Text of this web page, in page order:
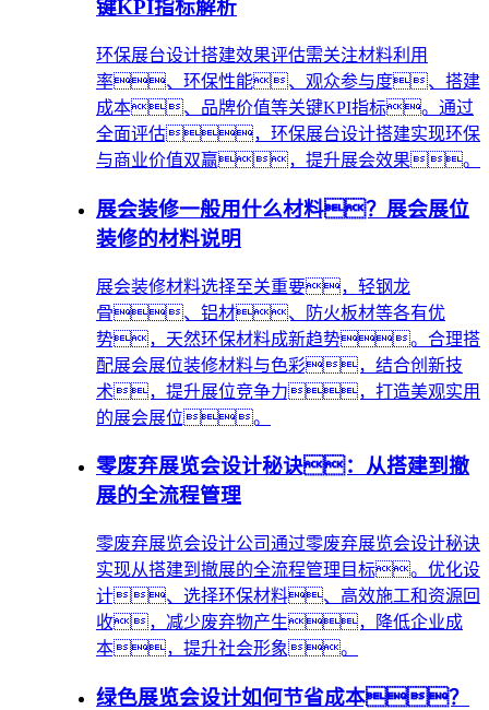
键KPI指标解析
环保展台设计搭建效果评估需关注材料利用
率、环保性能、观众参与度、搭建
成本、品牌价值等关键KPI指标。通过
全面评估，环保展台设计搭建实现环保
与商业价值双赢，提升展会效果。
展会装修一般用什么材料？展会展位
装修的材料说明
展会装修材料选择至关重要，轻钢龙
骨、铝材、防火板材等各有优
势，天然环保材料成新趋势。合理搭
配展会展位装修材料与色彩，结合创新技
术，提升展位竞争力，打造美观实用
的展会展位。
零废弃展览会设计秘诀：从搭建到撤
展的全流程管理
零废弃展览会设计公司通过零废弃展览会设计秘诀
实现从搭建到撤展的全流程管理目标。优化设
计、选择环保材料、高效施工和资源回
收，减少废弃物产生，降低企业成
本，提升社会形象。
绿色展览会设计如何节省成本？